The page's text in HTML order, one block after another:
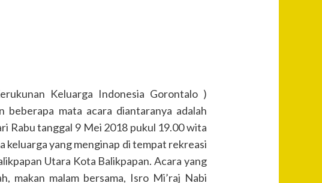
Keluarga Indonesia Gorontalo )
beberapa mata acara diantaranya adalah
Rabu tanggal 9 Mei 2018 pukul 19.00 wita
keluarga yang menginap di tempat rekreasi
Utara Kota Balikpapan. Acara yang
makan malam bersama, Isro Mi’raj Nabi